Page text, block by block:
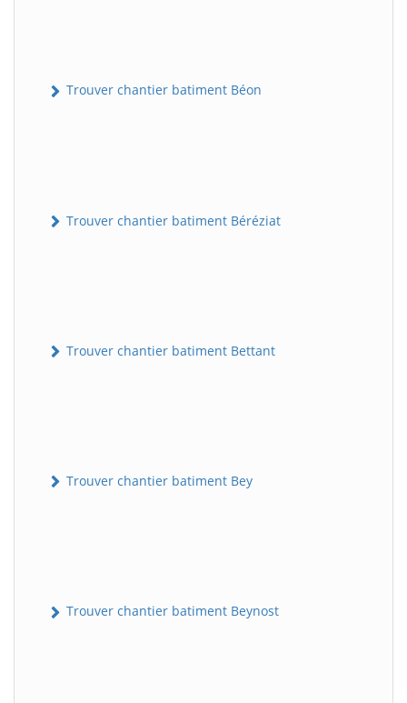
Trouver chantier batiment Béon
Trouver chantier batiment Béréziat
Trouver chantier batiment Bettant
Trouver chantier batiment Bey
Trouver chantier batiment Beynost